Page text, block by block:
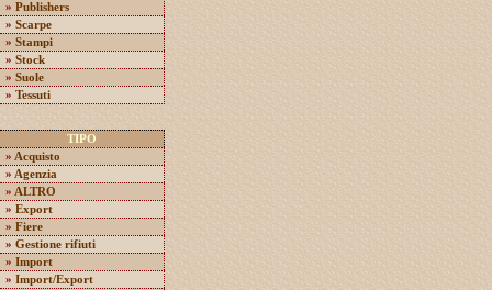
» Publishers
» Scarpe
» Stampi
» Stock
» Suole
» Tessuti
TIPO
» Acquisto
» Agenzia
» ALTRO
» Export
» Fiere
» Gestione rifiuti
» Import
» Import/Export